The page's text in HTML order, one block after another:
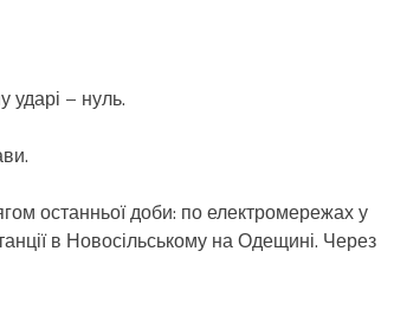
ударі – нуль.
останньої доби: по електромережах у
в Новосільському на Одещині. Через